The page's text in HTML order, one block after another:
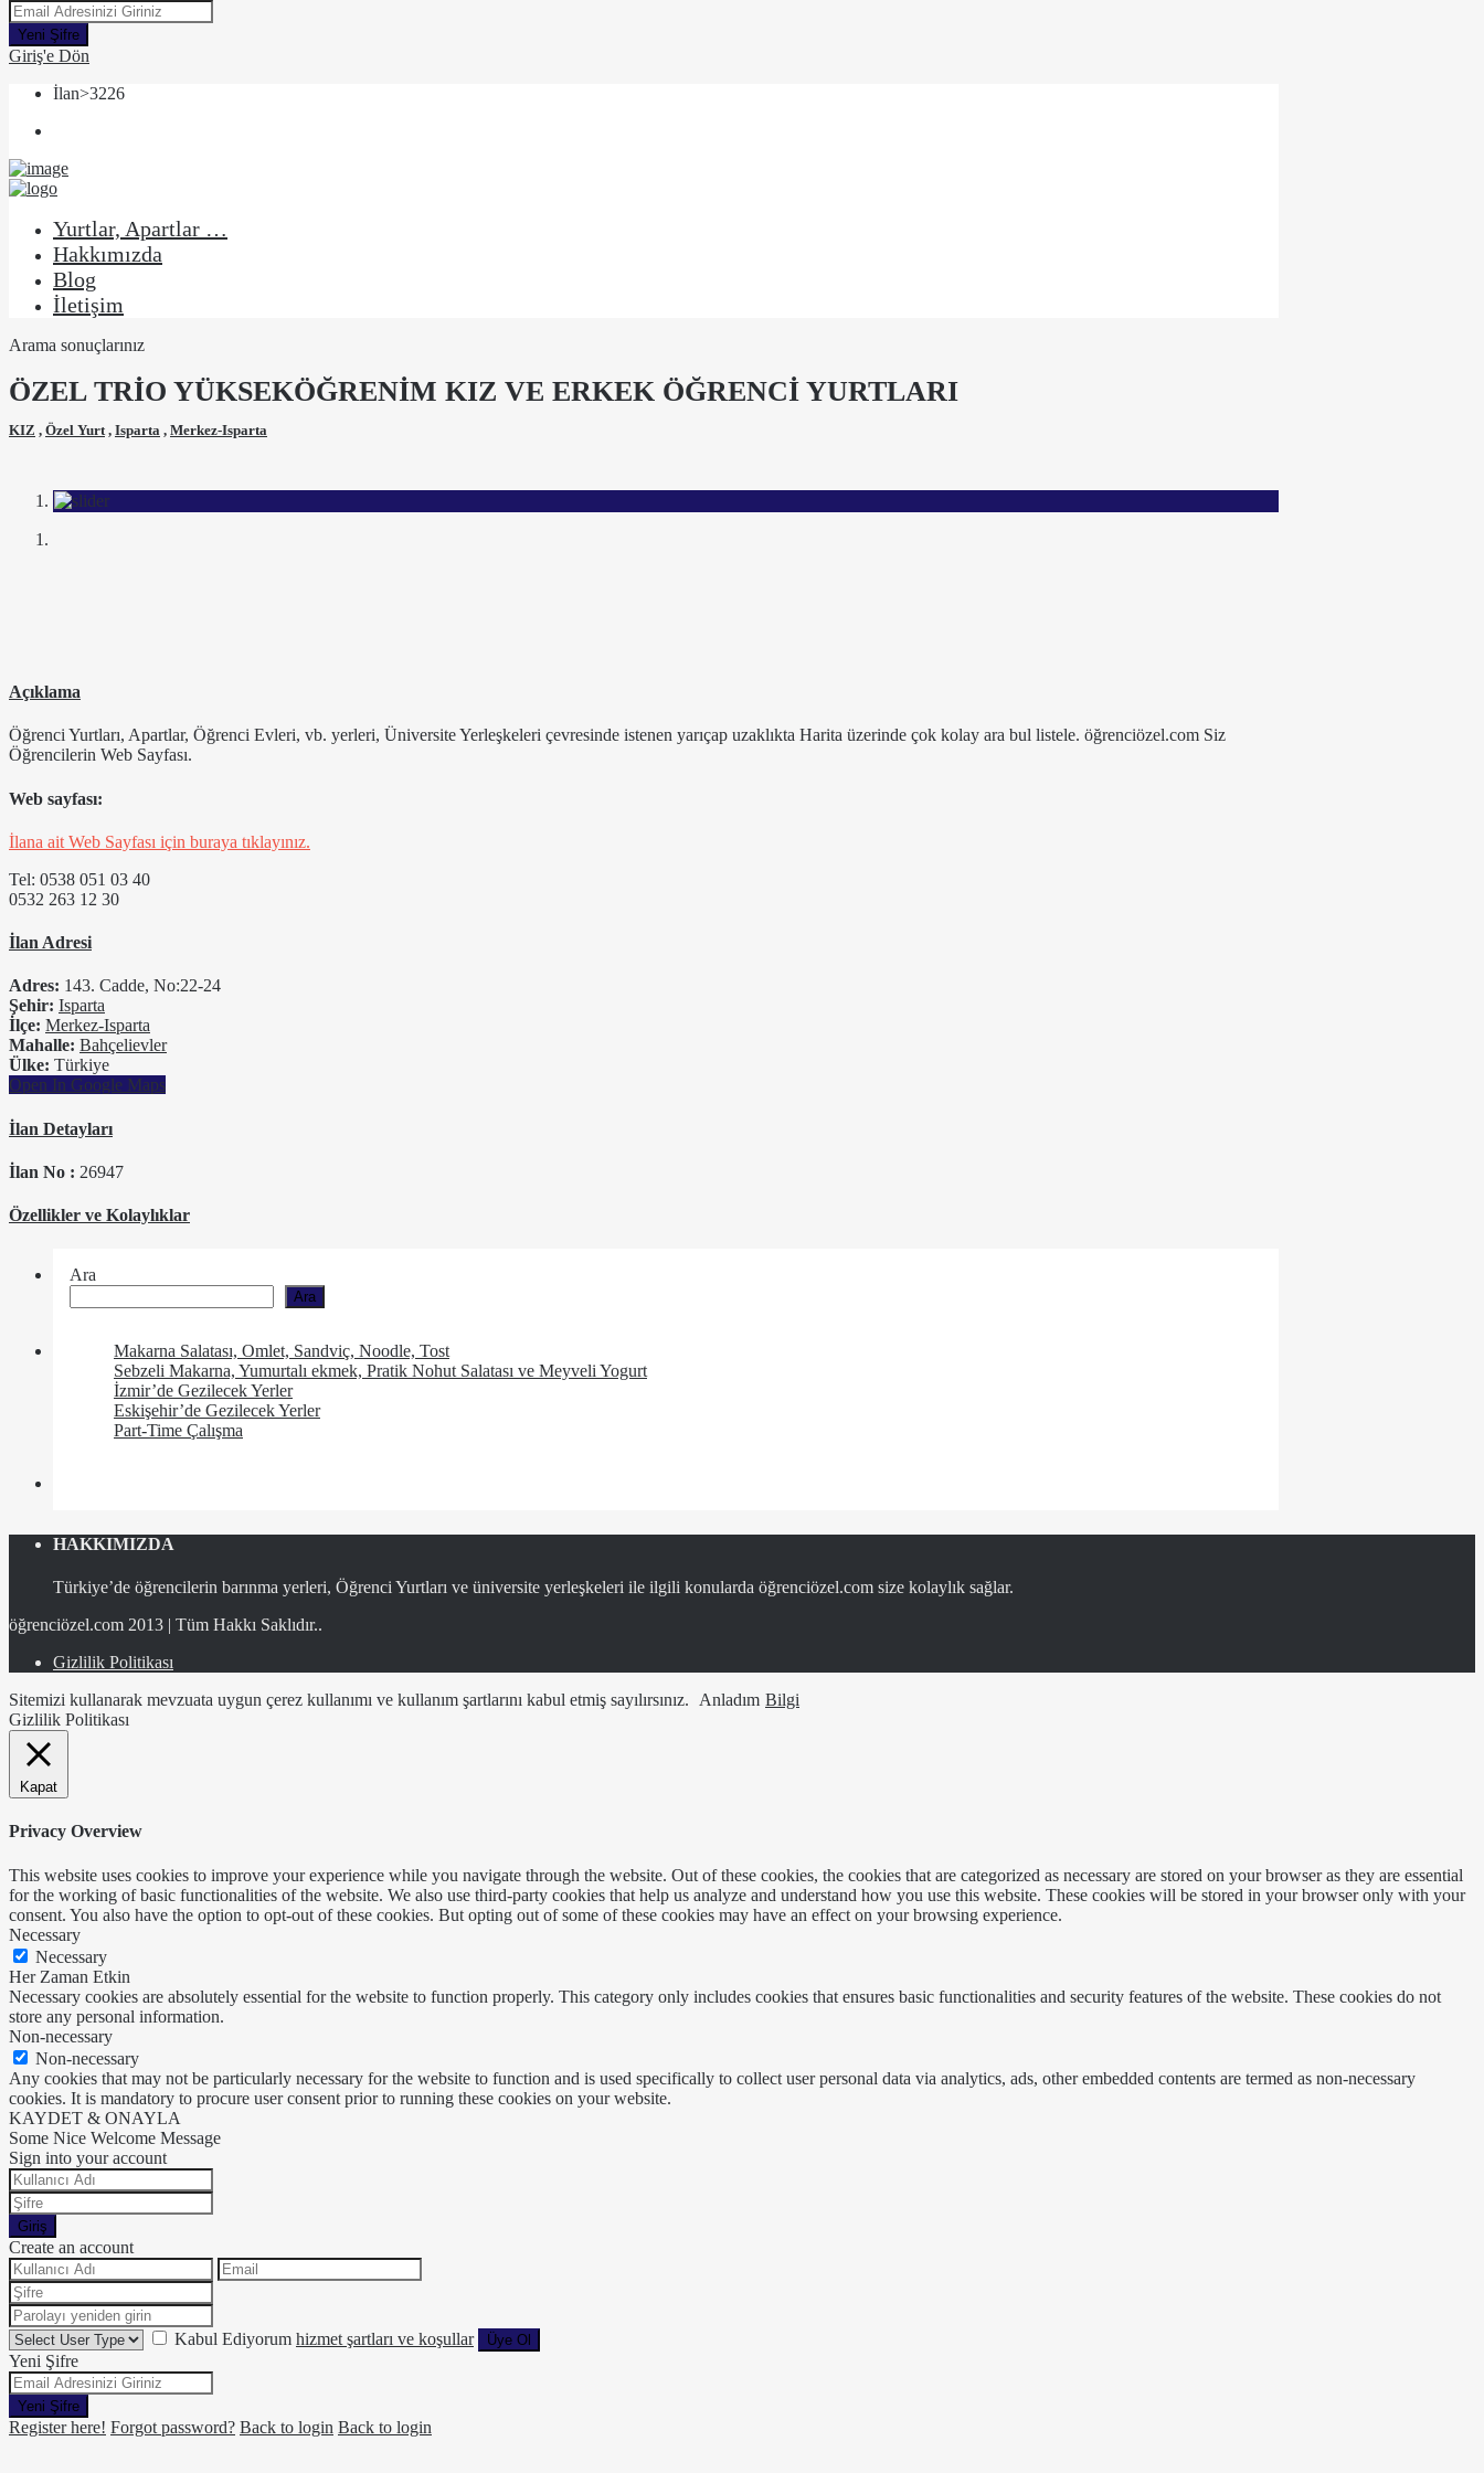
Yeni Şifre
Giriş'e Dön
İlan>3226
Yurtlar, Apartlar …
Hakkımızda
Blog
İletişim
Arama sonuçlarınız
ÖZEL TRİO YÜKSEKÖĞRENİM KIZ VE ERKEK ÖĞRENCİ YURTLARI
KIZ , Özel Yurt , Isparta , Merkez-Isparta
Açıklama
Öğrenci Yurtları, Apartlar, Öğrenci Evleri, vb. yerleri, Üniversite Yerleşkeleri çevresinde istenen yarıçap uzaklıkta Harita üzerinde çok kolay ara bul listele. öğrenciözel.com Siz
Öğrencilerin Web Sayfası.
Web sayfası:
İlana ait Web Sayfası için buraya tıklayınız.
Tel: 0538 051 03 40
​0532 263 12 30
İlan Adresi
Adres: 143. Cadde, No:22-24
Şehir: Isparta
İlçe: Merkez-Isparta
Mahalle: Bahçelievler
Ülke: Türkiye
Open In Google Maps
İlan Detayları
İlan No : 26947
Özellikler ve Kolaylıklar
Ara
Ara
Makarna Salatası, Omlet, Sandviç, Noodle, Tost
Sebzeli Makarna, Yumurtalı ekmek, Pratik Nohut Salatası ve Meyveli Yogurt
İzmir’de Gezilecek Yerler
Eskişehir’de Gezilecek Yerler
Part-Time Çalışma
HAKKIMIZDA
Türkiye’de öğrencilerin barınma yerleri, Öğrenci Yurtları ve üniversite yerleşkeleri ile ilgili konularda öğrenciözel.com size kolaylık sağlar.
öğrenciözel.com 2013 | Tüm Hakkı Saklıdır..
Gizlilik Politikası
Sitemizi kullanarak mevzuata uygun çerez kullanımı ve kullanım şartlarını kabul etmiş sayılırsınız.
Anladım Bilgi
Gizlilik Politikası
Kapat
Privacy Overview
This website uses cookies to improve your experience while you navigate through the website. Out of these cookies, the cookies that are categorized as necessary are stored on your browser as they are essential
for the working of basic functionalities of the website. We also use third-party cookies that help us analyze and understand how you use this website. These cookies will be stored in your browser only with your
consent. You also have the option to opt-out of these cookies. But opting out of some of these cookies may have an effect on your browsing experience.
Necessary
Necessary
Her Zaman Etkin
Necessary cookies are absolutely essential for the website to function properly. This category only includes cookies that ensures basic functionalities and security features of the website. These cookies do not
store any personal information.
Non-necessary
Non-necessary
Any cookies that may not be particularly necessary for the website to function and is used specifically to collect user personal data via analytics, ads, other embedded contents are termed as non-necessary
cookies. It is mandatory to procure user consent prior to running these cookies on your website.
KAYDET & ONAYLA
Some Nice Welcome Message
Sign into your account
Giriş
Create an account
Kabul Ediyorum hizmet şartları ve koşullar Üye Ol
Yeni Şifre
Yeni Şifre
Register here! Forgot password? Back to login Back to login